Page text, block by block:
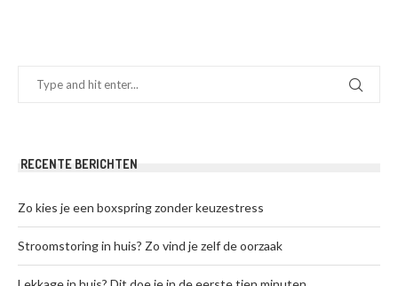
RECENTE BERICHTEN
Zo kies je een boxspring zonder keuzestress
Stroomstoring in huis? Zo vind je zelf de oorzaak